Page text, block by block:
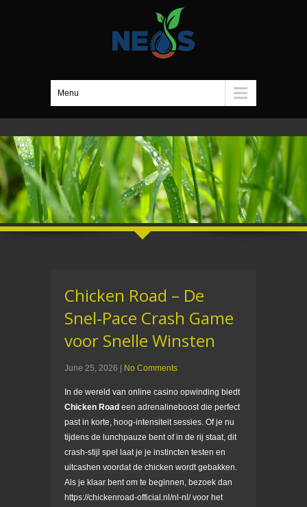
Menu
Chicken Road – De
Snel‑Pace Crash Game
voor Snelle Winsten
June 25, 2026 No Comments
In de wereld van online casino opwinding biedt
Chicken Road een adrenalineboost die perfect
past in korte, hoog‑intensiteit sessies. Of je nu
tijdens de lunchpauze bent of in de rij staat, dit
crash‑stijl spel laat je je instincten testen en
uitcashen voordat de chicken wordt gebakken.
Als je klaar bent om te beginnen, bezoek dan
https://chickenroad-official.nl/nl-nl/ voor het